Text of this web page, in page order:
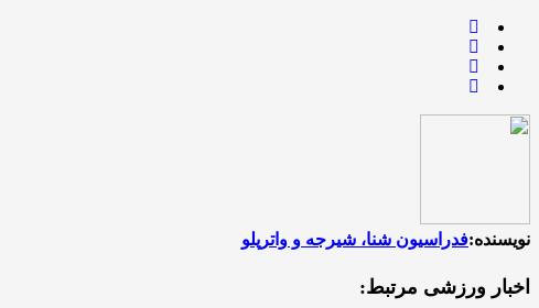
نویسنده:فدراسیون شنا، شیرجه و واترپلو
اخبار ورزشی مرتبط: